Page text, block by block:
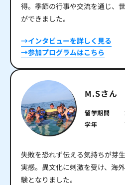
得。季節の行事や交流を通じ、
ができました。
→インタビューを詳しく見る
→参加プログラムはこちら
M.Sさん
留学期間
学年
失敗を恐れず伝える気持ちが芽
実感。異文化に刺激を受け、海
験となりました。